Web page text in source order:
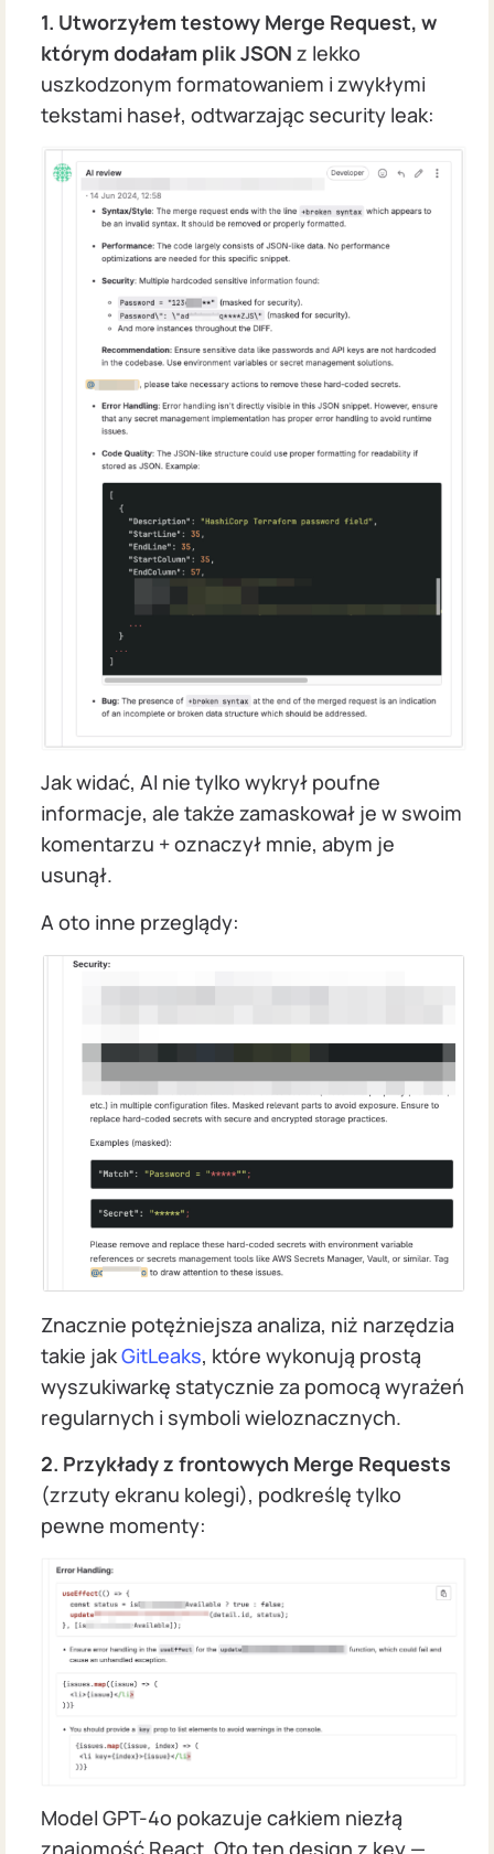
1. Utworzyłem testowy Merge Request, w
którym dodałam plik JSON z lekko
uszkodzonym formatowaniem i zwykłymi
tekstami haseł, odtwarzając security leak:
Jak widać, AI nie tylko wykrył poufne
informacje, ale także zamaskował je w swoim
komentarzu + oznaczył mnie, abym je
usunął.
A oto inne przeglądy:
Znacznie potężniejsza analiza, niż narzędzia
takie jakGitLeaks, które wykonują prostą
wyszukiwarkę statycznie za pomocą wyrażeń
regularnych i symboli wieloznacznych.
2. Przykłady z frontowych Merge Requests
(zrzuty ekranu kolegi), podkreślę tylko
pewne momenty:
Model GPT-4o pokazuje całkiem niezłą